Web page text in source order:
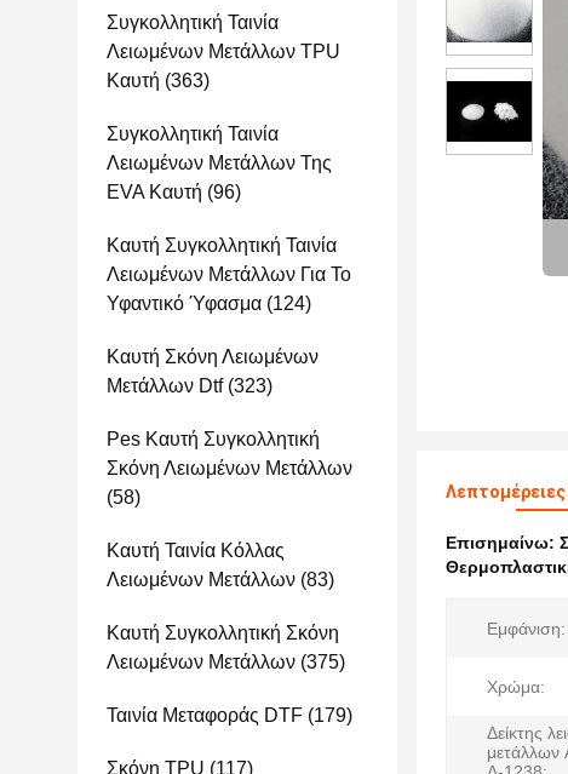
Συγκολλητική Ταινία
Λειωμένων Μετάλλων TPU
Καυτή (363)
Συγκολλητική Ταινία
Λειωμένων Μετάλλων Της
EVA Καυτή (96)
Καυτή Συγκολλητική Ταινία
Λειωμένων Μετάλλων Για Το
Υφαντικό Ύφασμα (124)
Καυτή Σκόνη Λειωμένων
Μετάλλων Dtf(323)
Pes Καυτή Συγκολλητική
Σκόνη Λειωμένων Μετάλλων
(58)
Καυτή Ταινία Κόλλας
Λειωμένων Μετάλλων (83)
Καυτή Συγκολλητική Σκόνη
Λειωμένων Μετάλλων (375)
Ταινία Μεταφοράς DTF (179)
Σκόνη TPU (117)
Επισημαίνω:
Εμφάνιση:
Χρώμα:
Δείκτης
μετάλλων